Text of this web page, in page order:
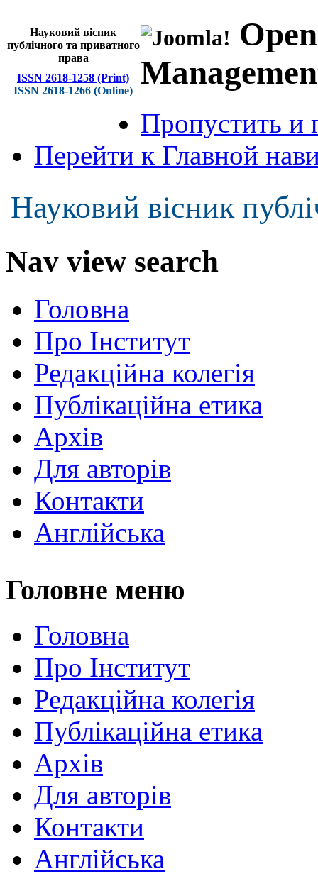
Науковий вісник
публічного та приватного
права
ISSN 2618-1258 (Print)
ISSN 2618-1266 (Online)
Пропустить и
Перейти к Главной
Науковий вісник
Nav view search
Головна
Про Інститут
Редакційна колегія
Публікаційна етика
Архів
Для авторів
Контакти
Англійська
Головне меню
Головна
Про Інститут
Редакційна колегія
Публікаційна етика
Архів
Для авторів
Контакти
Англійська